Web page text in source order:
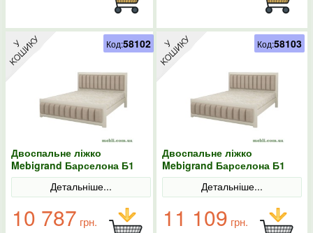
Двоспальне ліжко
Mebigrand Барселона Б1
Айворі/Аляска 01 160х200
Детальніше...
10 787 грн.
Код:58102
Двоспальне ліжко
Mebigrand Барселона Б1
Айворі/Аляска 01 180х190
Детальніше...
11 109 грн.
Код:58103